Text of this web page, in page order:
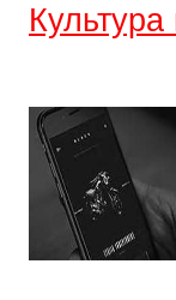
Культура